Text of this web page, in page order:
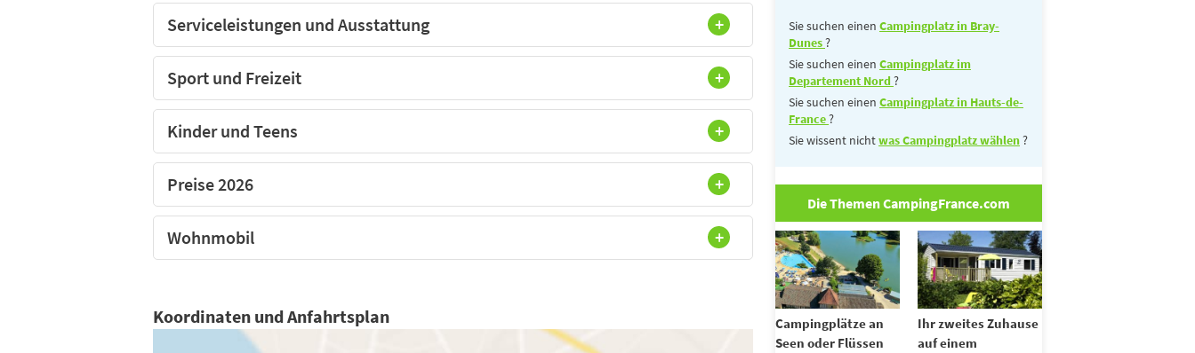
Serviceleistungen und Ausstattung
Sport und Freizeit
Kinder und Teens
Preise 2026
Wohnmobil
Koordinaten und Anfahrtsplan
Sie suchen einen Campingplatz in Bray-
Dunes?
Sie suchen einen Campingplatz im
Departement Nord?
Sie suchen einen Campingplatz in Hauts-de-
France?
Sie wissent nichtwas Campingplatz wählen?
Die Themen CampingFrance.com
Campingplätze an
Seen oder Flüssen
Ihr zweites Zuhause
auf einem